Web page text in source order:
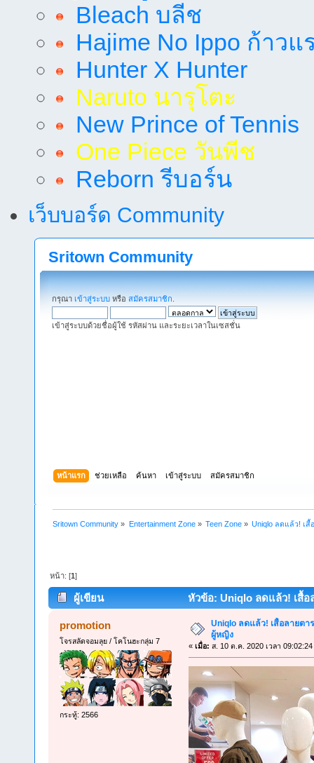
Bleach บลีช
Hajime No Ippo ก้าวแ
Hunter X Hunter
Naruto นารุโตะ
New Prince of Tennis
One Piece วันพีช
Reborn รีบอร์น
เว็บบอร์ด Community
Sritown Community
กรุณา เข้าสู่ระบบ หรือ สมัครสมาชิก
เข้าสู่ระบบด้วยชื่อผู้ใช้ รหัสผ่าน และระยะเวลาในเซสชั่น
หน้าแรก ช่วยเหลือ ค้นหา เข้าสู่ระบบ สมัครสมาชิก
Sritown Community » Entertainment Zone» Teen Zone» Uniqlo ลดแล้ว! เ
หน้า: [1]
ผู้เขียน หัวข้อ: Uniqlo ลดแล้ว! เสื้
promotion
โจรสลัดจอมลุย / โคโนฮะกลุ่ม 7
กระทู้: 2566
Uniqlo ลดแล้ว! เสื้อลายต
ผู้หญิง
« เมื่อ: ส. 10 ต.ค. 2020 เวลา 09:02:24